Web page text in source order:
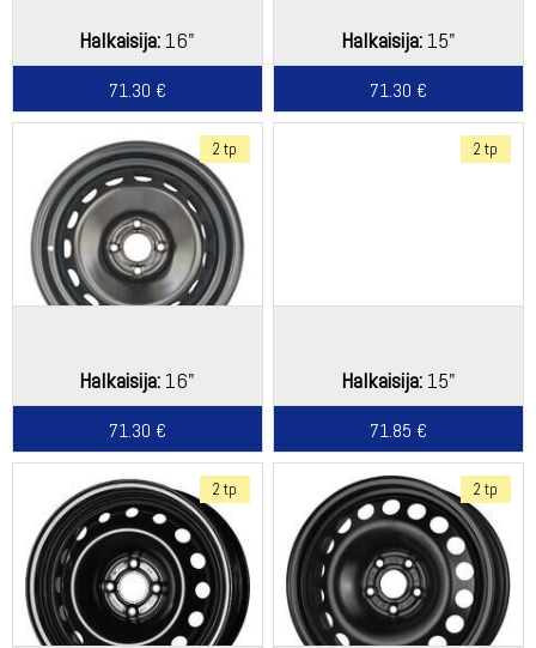
Halkaisija: 16"
71.30 €
Halkaisija: 15"
71.30 €
2 tp
Halkaisija: 16"
71.30 €
2 tp
Halkaisija: 15"
71.85 €
2 tp 2 tp